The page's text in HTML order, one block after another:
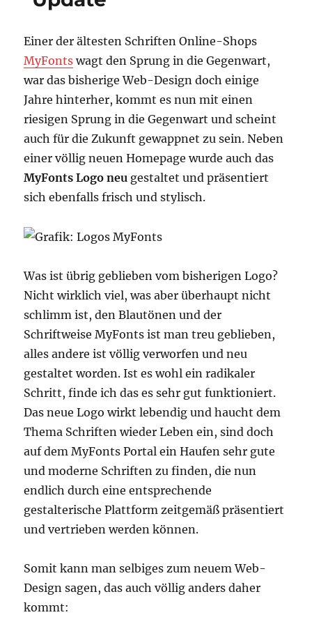
Einer der ältesten Schriften Online-Shops
MyFonts wagt den Sprung in die Gegenwart,
war das bisherige Web-Design doch einige
Jahre hinterher, kommt es nun mit einen
riesigen Sprung in die Gegenwart und scheint
auch für die Zukunft gewappnet zu sein. Neben
einer völlig neuen Homepage wurde auch das
MyFonts Logo neu gestaltet und präsentiert
sich ebenfalls frisch und stylisch.
Was ist übrig geblieben vom bisherigen Logo?
Nicht wirklich viel, was aber überhaupt nicht
schlimm ist, den Blautönen und der
Schriftweise MyFonts ist man treu geblieben,
alles andere ist völlig verworfen und neu
gestaltet worden. Ist es wohl ein radikaler
Schritt, finde ich das es sehr gut funktioniert.
Das neue Logo wirkt lebendig und haucht dem
Thema Schriften wieder Leben ein, sind doch
auf dem MyFonts Portal ein Haufen sehr gute
und moderne Schriften zu finden, die nun
endlich durch eine entsprechende
gestalterische Plattform zeitgemäß präsentiert
und vertrieben werden können.
Somit kann man selbiges zum neuem Web-
Design sagen, das auch völlig anders daher
kommt: